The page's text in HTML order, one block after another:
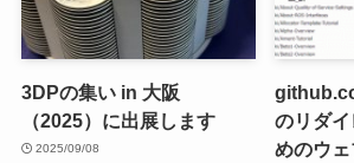
3DPの集い in 大阪
（2025）に出展します
2025/09/08
のリダ
めのウ